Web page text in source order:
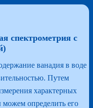
спектрометрия с
ванадия в воде
Путем
характерных
определить его